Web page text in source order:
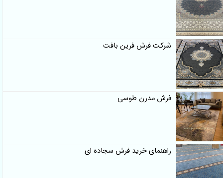
شرکت فرش فرین بافت
فرش مدرن طوسی
راهنمای خرید فرش سجاده ای